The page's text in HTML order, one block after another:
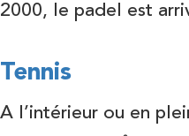
2000, le padel est
Tennis
A l’intérieur ou en